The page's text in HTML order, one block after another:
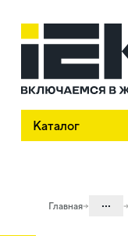
Каталог
Главная ...